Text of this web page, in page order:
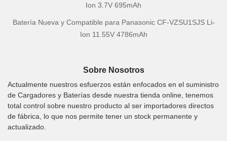
Ion 3.7V 695mAh
Batería Nueva y Compatible para Panasonic CF-VZSU1SJS Li-
Ion 11.55V 4786mAh
Sobre Nosotros
Actualmente nuestros esfuerzos están enfocados en el suministro
de Cargadores y Baterías desde nuestra tienda online, tenemos
total control sobre nuestro producto al ser importadores directos
de fábrica, lo que nos permite tener un stock permanente y
actualizado.